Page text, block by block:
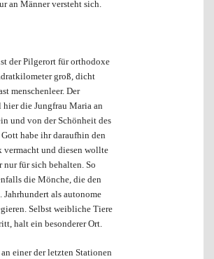
an Männer versteht sich.
der Pilgerort für orthodoxe
groß, dicht
menschenleer. Der
hier die Jungfrau Maria an
und von der Schönheit des
habe ihr daraufhin den
vermacht und diesen wollte
nur für sich behalten. So
die Mönche, die den
Jahrhundert als autonome
Selbst weibliche Tiere
halt ein besonderer Ort.
einer der letzten Stationen